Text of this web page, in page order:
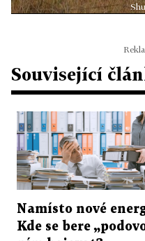
Související
Namísto nové
Kde se bere